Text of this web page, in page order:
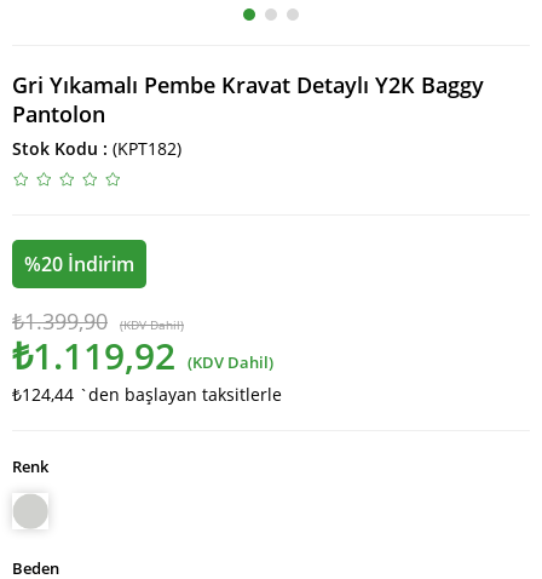
Gri Yıkamalı Pembe Kravat Detaylı Y2K Baggy
Pantolon
Stok Kodu (KPT182)
%20 İndirim
₺1.399,90 (KDV Dahil)
₺1.119,92 (KDV Dahil)
₺124,44 `den başlayan taksitlerle
Renk
Beden